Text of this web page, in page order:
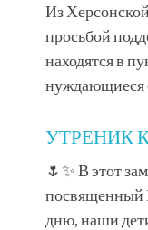
Из
просьбой
находятся в
нуждающиеся
УТРЕНИК
🌷✨ В этот
посвященный
дню, наши